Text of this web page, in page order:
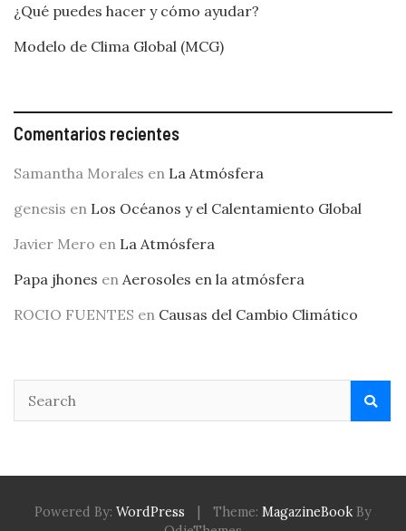
¿Qué puedes hacer y cómo ayudar?
Modelo de Clima Global (MCG)
Comentarios recientes
Samantha Morales en La Atmósfera
genesis en Los Océanos y el Calentamiento Global
Javier Mero en La Atmósfera
Papa jhones en Aerosoles en la atmósfera
ROCIO FUENTES en Causas del Cambio Climático
Powered By: WordPress Theme: MagazineBook By